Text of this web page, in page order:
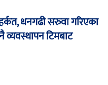
धनगढी सरुवा गरिएका
व्यवस्थापन टिमबाट